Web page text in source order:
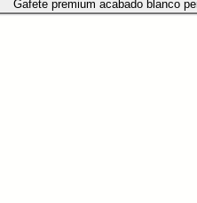
Gafete premium acabado blanco